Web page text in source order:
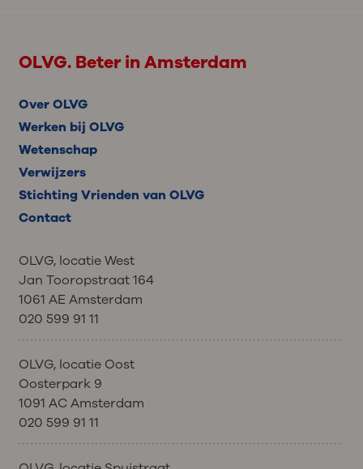
OLVG. Beter in Amsterdam
Over OLVG
Werken bij OLVG
Wetenschap
Verwijzers
Stichting Vrienden van OLVG
Contact
OLVG, locatie West
Jan Tooropstraat 164
1061 AE Amsterdam
020 599 91 11
OLVG, locatie Oost
Oosterpark 9
1091 AC Amsterdam
020 599 91 11